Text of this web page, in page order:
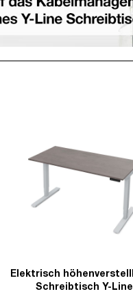
Elektrisch
Schreibtisch Y-Line